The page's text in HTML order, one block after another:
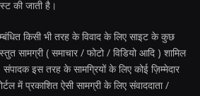
की जाती है।
किसी भी तरह के विवाद के लिए साइट के कुछ
सामग्री ( समाचार / फोटो / विडियो आदि ) शामिल
इस तरह के सामग्रियों के लिए कोई ज़िम्मेदार
में प्रकाशित ऐसी सामग्री के लिए संवाददाता /